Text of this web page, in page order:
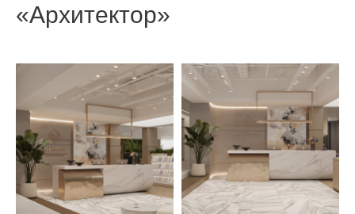
«Архитектор»